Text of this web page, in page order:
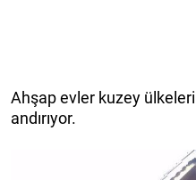
Ahşap evler kuzey
andırıyor.